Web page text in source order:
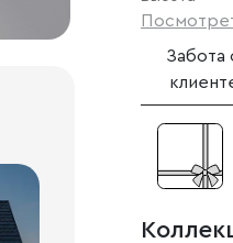
Забота